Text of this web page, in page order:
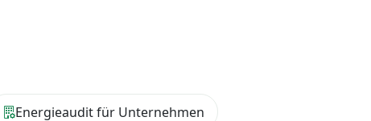
Energieaudit für Unternehmen